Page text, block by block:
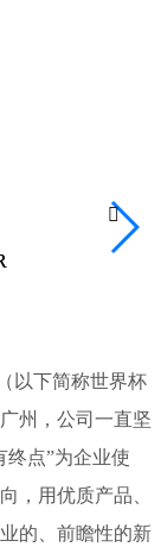

以下简称世界杯
州，公司一直坚
终点”为企业使
，用优质产品、
、前瞻性的新